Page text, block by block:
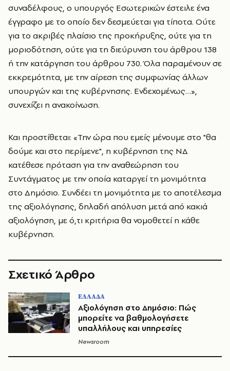
συναδέλφους, ο υπουργός Εσωτερικών έστειλε ένα
έγγραφο με το οποίο δεν δεσμεύεται για τίποτα. Ούτε
για το ακριβές πλαίσιο της προκήρυξης, ούτε για τη
μοριοδότηση, ούτε για τη διεύρυνση του άρθρου 138
ή την κατάργηση του άρθρου 730. Όλα παραμένουν σε
εκκρεμότητα, με την αίρεση της συμφωνίας άλλων
υπουργών και της κυβέρνησης. Ενδεχομένως…»,
συνεχίζει η ανακοίνωση.
Και προστίθεται: «Την ώρα που εμείς μένουμε στο "θα
δούμε και στο περίμενε", η κυβέρνηση της ΝΔ
κατέθεσε πρόταση για την αναθεώρηση του
Συντάγματος με την οποία καταργεί τη μονιμότητα
στο Δημόσιο. Συνδέει τη μονιμότητα με το αποτέλεσμα
της αξιολόγησης, δηλαδή απόλυση μετά από κακιά
αξιολόγηση, με ό,τι κριτήρια θα νομοθετεί η κάθε
κυβέρνηση.
Σχετικό Άρθρο
ΕΛΛΑΔΑ
Αξιολόγηση στο Δημόσιο: Πώς
μπορείτε να βαθμολογήσετε
υπαλλήλους και υπηρεσίες
Newsroom